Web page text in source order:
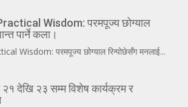
Wisdom: परमपूज्य छोग्याल
पार्ने कला।
Wisdom: परमपूज्य छोग्याल रिन्पोछेसँग मनलाई...
२१ देखि २३ सम्म विशेष कार्यक्रम र